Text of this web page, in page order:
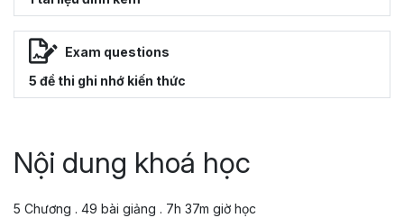
Exam questions
5 đề thi ghi nhớ kiến thức
Nội dung khoá học
5 Chương . 49 bài giảng . 7h 37m giờ học